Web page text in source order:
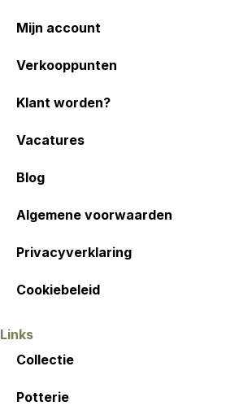
Mijn account
Verkooppunten
Klant worden?
Vacatures
Blog
Algemene voorwaarden
Privacyverklaring
Cookiebeleid
Links
Collectie
Potterie